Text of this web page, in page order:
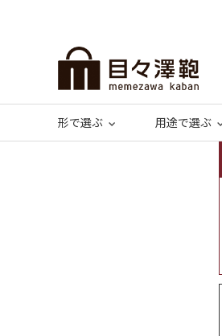
形で選ぶ 用途で選ぶ